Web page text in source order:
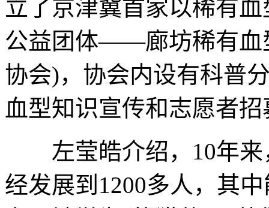
立了京津冀首家以稀有
公益团体——廊坊稀有血
协会)，协会内设有科普
血型知识宣传和志愿者
左莹皓介绍，10年来
经发展到1200多人，其